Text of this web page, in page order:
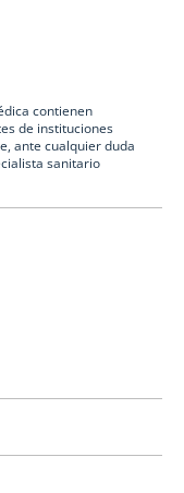
contienen
de instituciones
ante cualquier duda
sanitario